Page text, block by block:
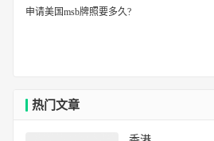
申请美国msb牌照要多久?
热门文章